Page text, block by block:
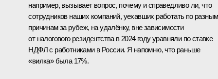
например, вызывает вопрос, почему и справедливо ли, что
сотрудников наших компаний, уехавших работать по разным
причинам за рубеж, на удалёнку, вне зависимости
от налогового резидентства в 2024 году уравняли по ставке
НДФЛ с работниками в России. Я напомню, что раньше
«вилка» была 17%.